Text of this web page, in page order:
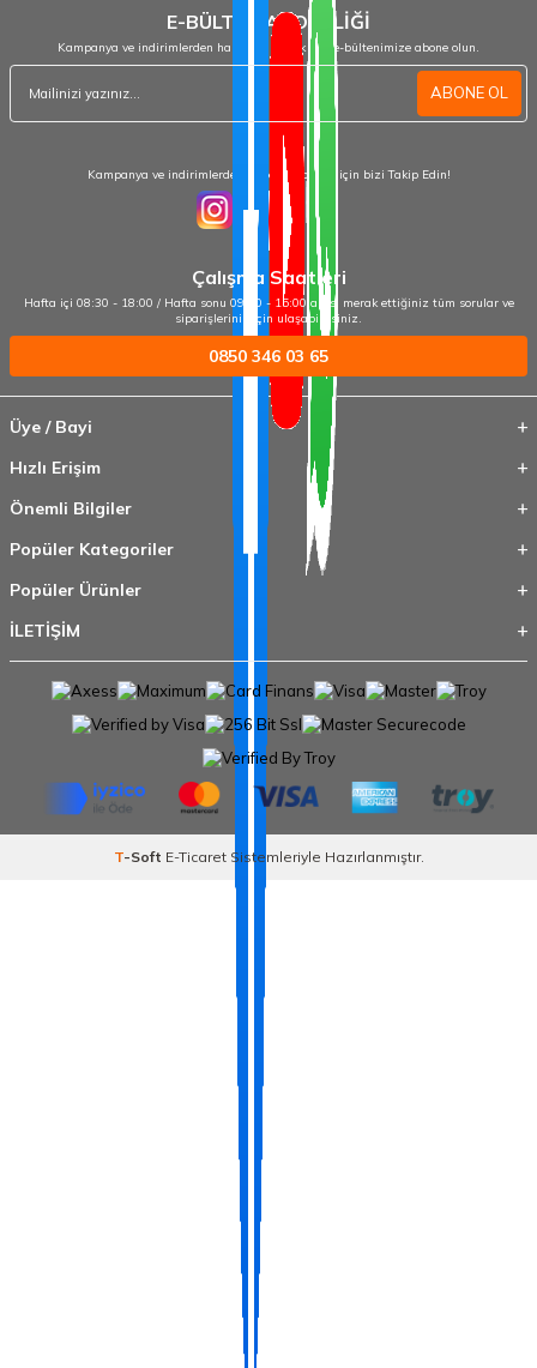
E-BÜLTEN ABONELİĞİ
Kampanya ve indirimlerden haberdar olmak için e-bültenimize abone olun.
ABONE OL
Kampanya ve indirimlerden haberdar olmak için bizi Takip Edin!
Çalışma Saatleri
Hafta içi 08:30 - 18:00 / Hafta sonu 09:00 - 15:00 arası merak ettiğiniz tüm sorular ve
siparişleriniz için ulaşabilirsiniz.
0850 346 03 65
Üye / Bayi
Hızlı Erişim
Önemli Bilgiler
Popüler Kategoriler
Popüler Ürünler
İLETİŞİM
T-Soft E-TicaretSistemleriyle Hazırlanmıştır.